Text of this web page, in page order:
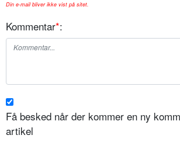
Din e-mail bliver ikke vist på sitet.
Kommentar*:
Få besked når der kommer en ny
artikel